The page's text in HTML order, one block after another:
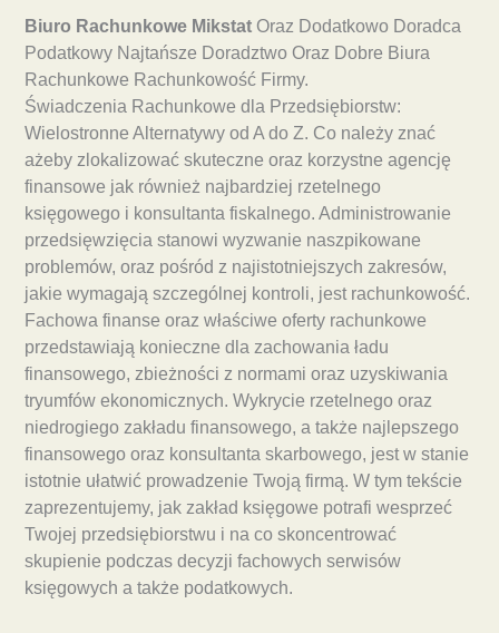
Biuro Rachunkowe Mikstat Oraz Dodatkowo Doradca
Podatkowy Najtańsze Doradztwo Oraz Dobre Biura
Rachunkowe Rachunkowość Firmy.
Świadczenia Rachunkowe dla Przedsiębiorstw:
Wielostronne Alternatywy od A do Z. Co należy znać
ażeby zlokalizować skuteczne oraz korzystne agencję
finansowe jak również najbardziej rzetelnego
księgowego i konsultanta fiskalnego. Administrowanie
przedsięwzięcia stanowi wyzwanie naszpikowane
problemów, oraz pośród z najistotniejszych zakresów,
jakie wymagają szczególnej kontroli, jest rachunkowość.
Fachowa finanse oraz właściwe oferty rachunkowe
przedstawiają konieczne dla zachowania ładu
finansowego, zbieżności z normami oraz uzyskiwania
tryumfów ekonomicznych. Wykrycie rzetelnego oraz
niedrogiego zakładu finansowego, a także najlepszego
finansowego oraz konsultanta skarbowego, jest w stanie
istotnie ułatwić prowadzenie Twoją firmą. W tym tekście
zaprezentujemy, jak zakład księgowe potrafi wesprzeć
Twojej przedsiębiorstwu i na co skoncentrować
skupienie podczas decyzji fachowych serwisów
księgowych a także podatkowych.